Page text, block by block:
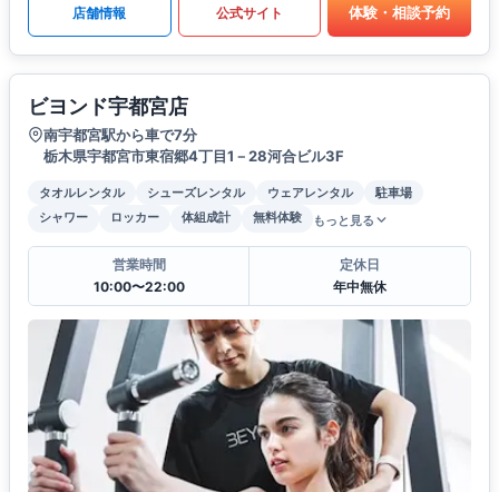
店舗情報 公式サイト 体験・相談予約
ビヨンド宇都宮店
南宇都宮駅から車で7分
栃木県宇都宮市東宿郷4丁目1－28河合ビル3F
タオルレンタル シューズレンタル ウェアレンタル
駐車場
シャワー
ロッカー 体組成計 無料体験 もっと見る
営業時間
10:00〜22:00
定休日
年中無休